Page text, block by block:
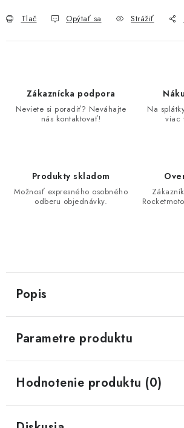
Tlač Opýtať sa Strážiť
Zákaznícka podpora
Neviete si poradiť? Neváhajte
nás kontaktovať!
Na
viac
Produkty skladom
Možnosť expresného osobného
odberu objednávky.
Popis
Parametre produktu
Hodnotenie produktu (0)